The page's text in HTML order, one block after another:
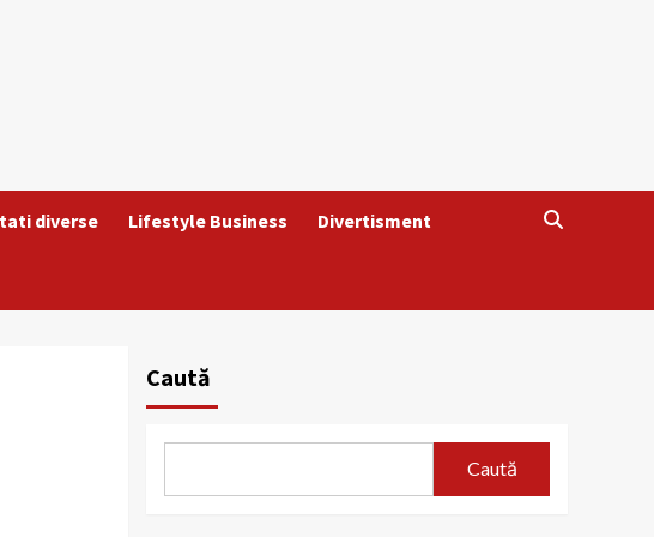
diverse Lifestyle Business Divertisment
Caută
Caută